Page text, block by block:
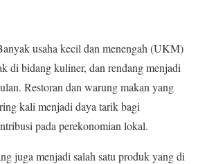
usaha kecil dan menengah (UKM)
di bidang kuliner, dan rendang menjadi
Restoran dan warung makan yang
kali menjadi daya tarik bagi
pada perekonomian lokal.
juga menjadi salah satu produk yang di